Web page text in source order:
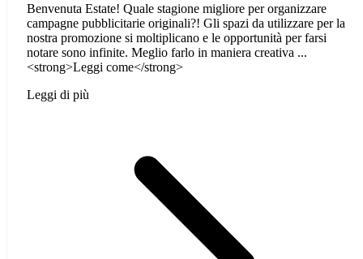
Benvenuta Estate! Quale stagione migliore per organizzare
campagne pubblicitarie originali?! Gli spazi da utilizzare per la
nostra promozione si moltiplicano e le opportunità per farsi
notare sono infinite. Meglio farlo in maniera creativa ...
<strong>Leggi come</strong>
Leggi di più